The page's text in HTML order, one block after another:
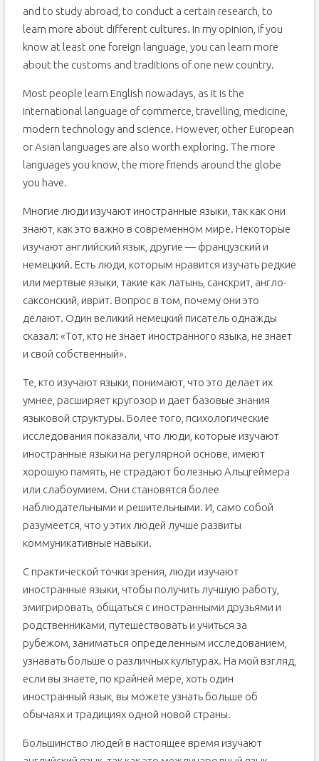
and to study abroad, to conduct a certain research, to
learn more about different cultures. In my opinion, if you
know at least one foreign language, you can learn more
about the customs and traditions of one new country.
Most people learn English nowadays, as it is the
international language of commerce, travelling, medicine,
modern technology and science. However, other European
or Asian languages are also worth exploring. The more
languages you know, the more friends around the globe
you have.
Многие люди изучают иностранные языки, так как они
знают, как это важно в современном мире. Некоторые
изучают английский язык, другие — французский и
немецкий. Есть люди, которым нравится изучать редкие
или мертвые языки, такие как латынь, санскрит, англо-
саксонский, иврит. Вопрос в том, почему они это
делают. Один великий немецкий писатель однажды
сказал: «Тот, кто не знает иностранного языка, не знает
и свой собственный».
Те, кто изучают языки, понимают, что это делает их
умнее, расширяет кругозор и дает базовые знания
языковой структуры. Более того, психологические
исследования показали, что люди, которые изучают
иностранные языки на регулярной основе, имеют
хорошую память, не страдают болезнью Альцгеймера
или слабоумием. Они становятся более
наблюдательными и решительными. И, само собой
разумеется, что у этих людей лучше развиты
коммуникативные навыки.
С практической точки зрения, люди изучают
иностранные языки, чтобы получить лучшую работу,
эмигрировать, общаться с иностранными друзьями и
родственниками, путешествовать и учиться за
рубежом, заниматься определенным исследованием,
узнавать больше о различных культурах. На мой взгляд,
если вы знаете, по крайней мере, хоть один
иностранный язык, вы можете узнать больше об
обычаях и традициях одной новой страны.
Большинство людей в настоящее время изучают